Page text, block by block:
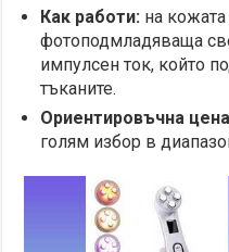
Как работи: на
фотоподмладяваща
импулсен ток, който
тъканите.
Ориентировъчна
голям избор в